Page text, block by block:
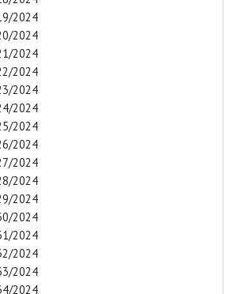
2024
2024
2024
2024
2024
2024
2024
2024
2024
2024
2024
2024
2024
2024
2024
2024